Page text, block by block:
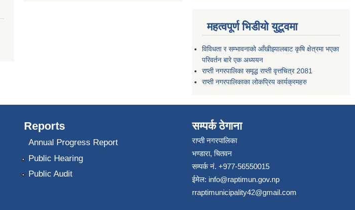
महत्वपूर्ण भिडीयो युटूवमा
विविधता र सम्भावनाको आँखीझ्यालबाट कृषि क्षेत्रमा भएका
परिवर्तन बारे एक अध्ययन
राप्ती नगरपालिका समृद्ध राप्ती वृत्तचित्र 2081
राप्ती नगरपालिकाका लोकप्रिय कार्यक्रमहरु
Reports
Annual Progress Report
Public Hearing
Public Audit
सम्पर्क ठेगाना
राप्ती नगरपालिका
भण्डारा, चितवन
सम्पर्क नं. +977-56550015
ईमेल: info@raptimun.gov.np
rraptimunicipality42@gmail.com